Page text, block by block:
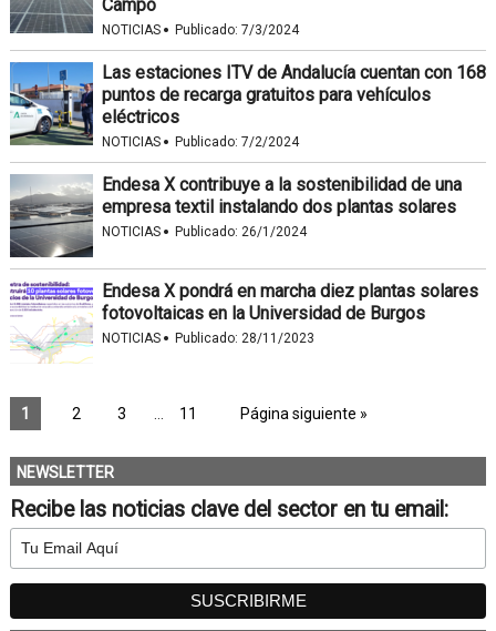
Campo
NOTICIAS · Publicado: 7/3/2024
Las estaciones ITV de Andalucía cuentan con 168
puntos de recarga gratuitos para vehículos
eléctricos
NOTICIAS · Publicado: 7/2/2024
Endesa X contribuye a la sostenibilidad de una
empresa textil instalando dos plantas solares
NOTICIAS · Publicado: 26/1/2024
Endesa X pondrá en marcha diez plantas solares
fotovoltaicas en la Universidad de Burgos
NOTICIAS · Publicado: 28/11/2023
1 2 3 11 Página siguiente »
NEWSLETTER
Recibe las noticias clave del sector en tu email: